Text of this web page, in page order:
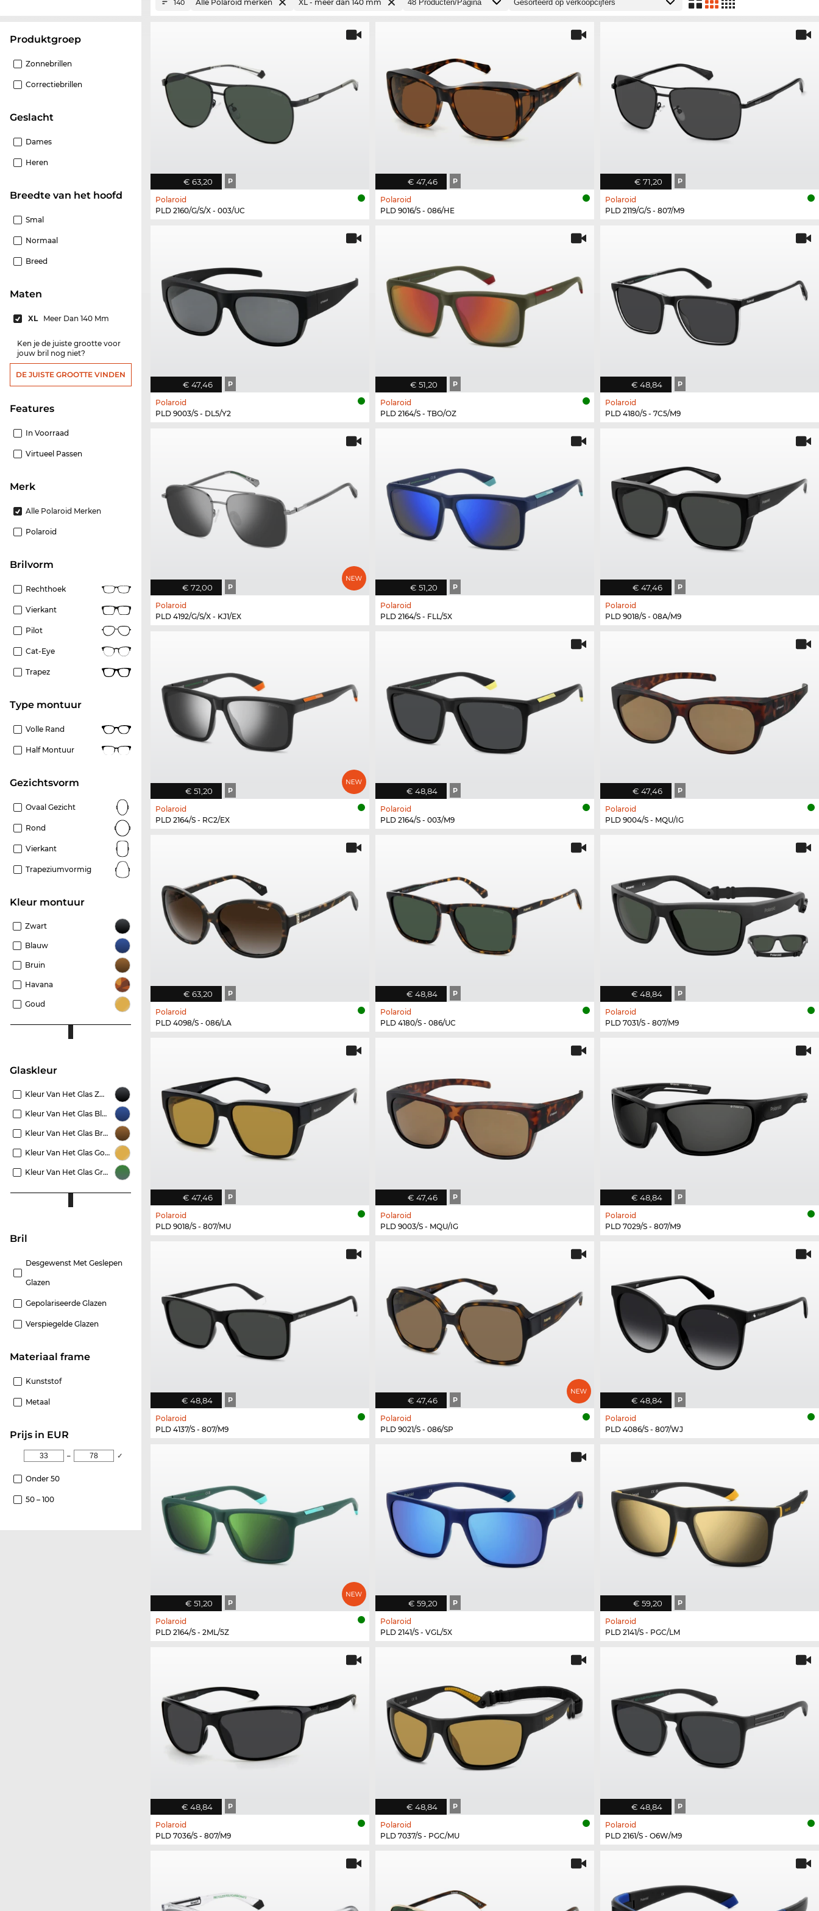
Produktgroep
Zonnebrillen
Correctiebrillen
Geslacht
Dames
Heren
Breedte van het hoofd
Smal
Normaal
Breed
Maten
XL Meer Dan 140 Mm
Ken je de juiste grootte voor
jouw bril nog niet?
DE JUISTE GROOTTE VINDEN
features
In Voorraad
Virtueel Passen
Merk
Alle Polaroid Merken
Polaroid
Brilvorm
Rechthoek
Vierkant
Pilot
Cat-Eye
Trapez
Type montuur
Volle Rand
Half Montuur
Gezichtsvorm
Ovaal Gezicht
Rond
Vierkant
Trapeziumvormig
Kleur montuur
Zwart
Blauw
Bruin
Havana
Goud
Glaskleur
Kleur Van Het Glas Zwart
Kleur Van Het Glas Blauw
Kleur Van Het Glas Bruin
Kleur Van Het Glas Goud
Kleur Van Het Glas Groen
Bril
Desgewenst Met Geslepen
Glazen
Gepolariseerde Glazen
Verspiegelde Glazen
Materiaal frame
Kunststof
Metaal
Prijs in EUR
– ✓
Onder 50
50 – 100
140 Alle Polaroid merken XL - meer dan 140 mm
€ 63,20 P
Polaroid
PLD 2160/G/S/X - 003/UC
€ 47,46 P
Polaroid
PLD 9016/S - 086/HE
€ 71,20 P
Polaroid
PLD 2119/G/S - 807/M9
€ 47,46 P
Polaroid
PLD 9003/S - DL5/Y2
€ 51,20 P
Polaroid
PLD 2164/S - TBO/OZ
€ 48,84 P
Polaroid
PLD 4180/S - 7C5/M9
€ 72,00 P
Polaroid
PLD 4192/G/S/X - KJ1/EX
€ 51,20 P
Polaroid
PLD 2164/S - FLL/5X
€ 47,46 P
Polaroid
PLD 9018/S - 08A/M9
€ 51,20 P
Polaroid
PLD 2164/S - RC2/EX
€ 48,84 P
Polaroid
PLD 2164/S - 003/M9
€ 47,46 P
Polaroid
PLD 9004/S - MQU/IG
€ 63,20 P
Polaroid
PLD 4098/S - 086/LA
€ 48,84 P
Polaroid
PLD 4180/S - 086/UC
€ 48,84 P
Polaroid
PLD 7031/S - 807/M9
€ 47,46 P
Polaroid
PLD 9018/S - 807/MU
€ 47,46 P
Polaroid
PLD 9003/S - MQU/IG
€ 48,84 P
Polaroid
PLD 7029/S - 807/M9
€ 48,84 P
Polaroid
PLD 4137/S - 807/M9
€ 47,46 P
Polaroid
PLD 9021/S - 086/SP
€ 48,84 P
Polaroid
PLD 4086/S - 807/WJ
€ 51,20 P
Polaroid
PLD 2164/S - 2ML/5Z
€ 59,20 P
Polaroid
PLD 2141/S - VGL/5X
€ 59,20 P
Polaroid
PLD 2141/S - PGC/LM
€ 48,84 P
Polaroid
PLD 7036/S - 807/M9
€ 48,84 P
Polaroid
PLD 7037/S - PGC/MU
€ 48,84 P
Polaroid
PLD 2161/S - O6W/M9